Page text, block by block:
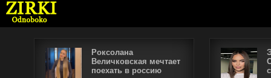
Роксолана
Величковская мечтает
поехать в россию
Имя